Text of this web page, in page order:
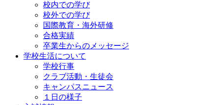
校内での学び
校外での学び
国際教育・海外研修
合格実績
卒業生からのメッセージ
学校生活について
学校行事
クラブ活動・生徒会
キャンパスニュース
１日の様子